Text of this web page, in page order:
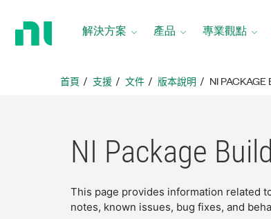
解決方案 產品 專業觀點
首頁 支援 文件 版本說明 NI PACKAGE
NI Package
This page provides information related
notes, known issues, bug fixes, and